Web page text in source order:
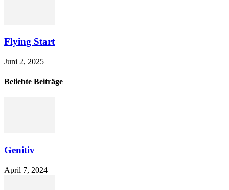
Flying Start
Juni 2, 2025
Beliebte Beiträge
Genitiv
April 7, 2024